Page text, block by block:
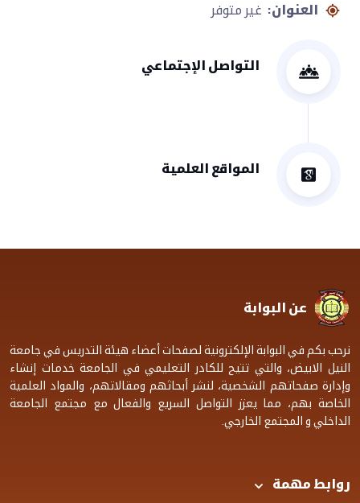
العنوان: غير متوفر
التواصل الإجتماعي
المواقع العلمية
عن البوابة
نرحب بكم في البوابة الإلكترونية لصفحات أعضاء هيئة التدريس في جامعة
النيل الابيض، والتي تتيح للكادر التعليمي في الجامعة خدمات إنشاء
وإدارة صفحاتهم الشخصية، لنشر أبحاثهم ومقالاتهم، والمواد العلمية
الخاصة بهم، مما يعزز التواصل السريع والفعال مع مجتمع الجامعة
الداخلي و المجتمع الخارجي.
روابط مهمة